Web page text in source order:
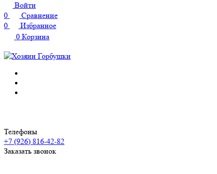
Войти
0
Сравнение
0
Избранное
0 Корзина
Телефоны
+7 (926) 816-42-82
Заказать звонок